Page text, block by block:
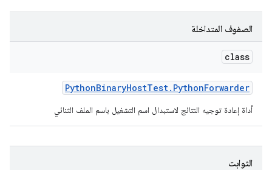
الصفوف المتداخلة
class
PythonBinaryHostTest. PythonForwarder
أداة إعادة توجيه النتائج لاستبدال اسم التشغيل باسم الملف الثنائي
الثوابت